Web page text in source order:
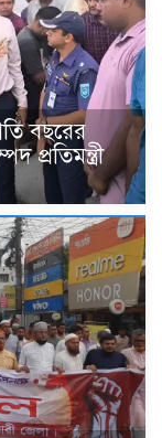
বছরের
প্রতিমন্ত্রী